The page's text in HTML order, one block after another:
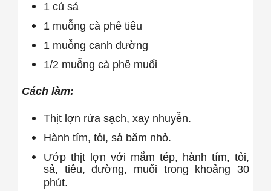
1 củ sả
1 muỗng cà phê tiêu
1 muỗng canh đường
1/2 muỗng cà phê muối
Cách làm:
Thịt lợn rửa sạch, xay nhuyễn.
Hành tím, tỏi, sả băm nhỏ.
Ướp thịt lợn với mắm tép, hành tím, tỏi,
sả, tiêu, đường, muối trong khoảng 30
phút.